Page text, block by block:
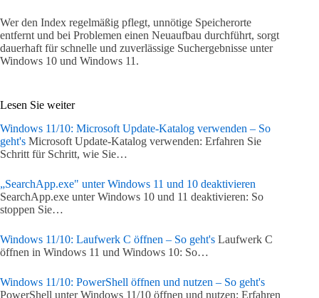
Wer den Index regelmäßig pflegt, unnötige Speicherorte
entfernt und bei Problemen einen Neuaufbau durchführt, sorgt
dauerhaft für schnelle und zuverlässige Suchergebnisse unter
Windows 10 und Windows 11.
Lesen Sie weiter
Windows 11/10: Microsoft Update-Katalog verwenden – So
geht's Microsoft Update-Katalog verwenden: Erfahren Sie
Schritt für Schritt, wie Sie…
„SearchApp.exe" unter Windows 11 und 10 deaktivieren
SearchApp.exe unter Windows 10 und 11 deaktivieren: So
stoppen Sie…
Windows 11/10: Laufwerk C öffnen – So geht's Laufwerk C
öffnen in Windows 11 und Windows 10: So…
Windows 11/10: PowerShell öffnen und nutzen – So geht's
PowerShell unter Windows 11/10 öffnen und nutzen: Erfahren